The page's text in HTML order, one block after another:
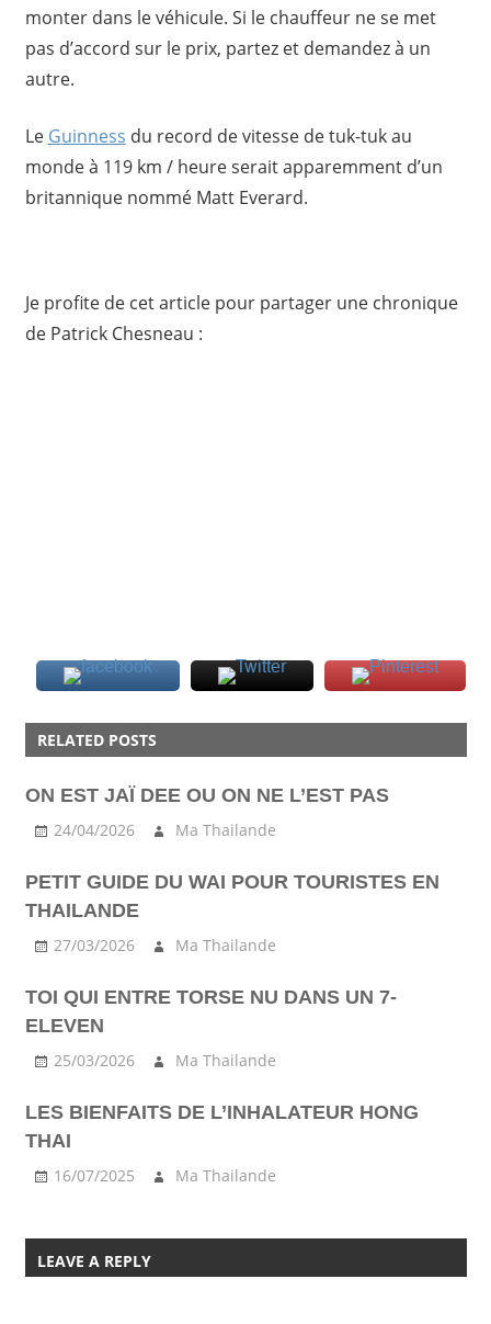
monter dans le véhicule. Si le chauffeur ne se met
pas d’accord sur le prix, partez et demandez à un
autre.
Le Guinness du record de vitesse de tuk-tuk au
monde à 119 km / heure serait apparemment d’un
britannique nommé Matt Everard.
Je profite de cet article pour partager une chronique
de Patrick Chesneau :
BANGKOK
CHIANG
MAI
KANCHANABURI
KOH
LANTA
LANTA
NORD
PHUKET
RELATED POSTS
ON EST JAÏ DEE OU ON NE L’EST PAS
24/04/2026 Ma Thailande
PETIT GUIDE DU WAI POUR TOURISTES EN
THAILANDE
27/03/2026 Ma Thailande
TOI QUI ENTRE TORSE NU DANS UN 7-
ELEVEN
25/03/2026 Ma Thailande
LES BIENFAITS DE L’INHALATEUR HONG
THAI
16/07/2025 Ma Thailande
LEAVE A REPLY